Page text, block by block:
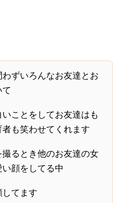
ずいろんなお友達とお
ことをしてお友達はも
も笑わせてくれます
撮るとき他のお友達の女
顔をしてる中
してます